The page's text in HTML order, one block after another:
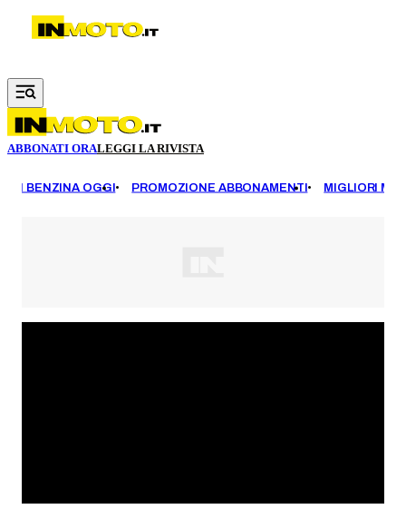
Vai al contenuto principale
ABBONATI ORALEGGI LA RIVISTA
BENZINA OGGI PROMOZIONE ABBONAMENTI MIGLIORI